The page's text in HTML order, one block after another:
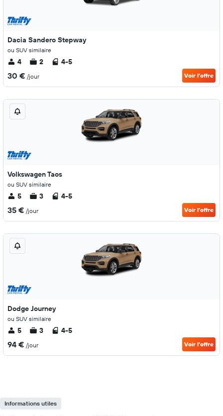
Dacia Sandero Stepway
ou SUV similaire
4 2 4-5
30 € /jour Voir l’offre
Volkswagen Taos
ou SUV similaire
5 3 4-5
35 € /jour Voir l’offre
Dodge Journey
ou SUV similaire
5 3 4-5
94 € /jour Voir l’offre
Informations utiles